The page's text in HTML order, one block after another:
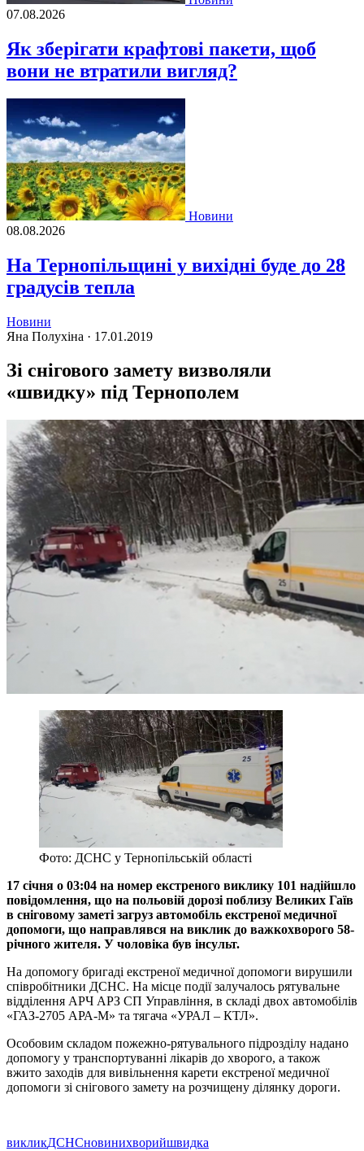
07.08.2026
Як зберігати крафтові пакети, щоб
вони не втратили вигляд?
Новини
08.08.2026
На Тернопільщині у вихідні буде до 28
градусів тепла
Новини
Яна Полухіна · 17.01.2019
Зі снігового замету визволяли
«швидку» під Тернополем
Фото: ДСНС у Тернопільській області
17 січня о 03:04 на номер екстреного виклику 101 надійшло
повідомлення, що на польовій дорозі поблизу Великих Гаїв
в сніговому заметі загруз автомобіль екстреної медичної
допомоги, що направлявся на виклик до важкохворого 58-
річного жителя. У чоловіка був інсульт.
На допомогу бригаді екстреної медичної допомоги вирушили
співробітники ДСНС. На місце події залучалось рятувальне
відділення АРЧ АРЗ СП Управління, в складі двох автомобілів
«ГАЗ-2705 АРА-М» та тягача «УРАЛ – КТЛ».
Особовим складом пожежно-рятувального підрозділу надано
допомогу у транспортуванні лікарів до хворого, а також
вжито заходів для вивільнення карети екстреної медичної
допомоги зі снігового замету на розчищену ділянку дороги.
викликДСНСновинихворийшвидка